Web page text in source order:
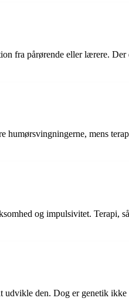
fra pårørende eller lærere.
humørsvingningerne, mens
og impulsivitet. Terapi,
den. Dog er genetik ikke